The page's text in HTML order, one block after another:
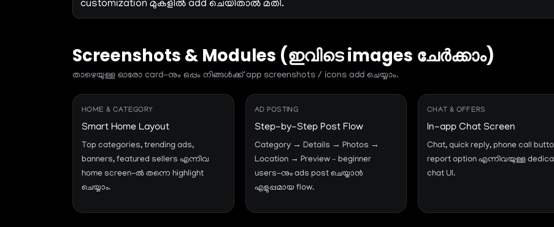
customization മുകളില്‍ add ചെയിതാൽ മതി.
Screenshots & Modules (ഇവിടെ images ചേർക്കാം)
താഴെയുള്ള ഓരോ card-നും ഒപ്പം നിങ്ങള്‍ക്ക് app screenshots / icons add ചെയ്യാം.
HOME & CATEGORY
Smart Home Layout
Top categories, trending ads,
banners, featured sellers എന്നിവ
home screen-ൽ തന്നെ highlight
ചെയ്യാം.
AD POSTING
Step-by-Step Post Flow
Category → Details → Photos →
Location → Preview – beginner
users-നും ads post ചെയ്യാൻ
എളുപ്പമായ flow.
CHAT & OFFERS
In-app Chat Screen
Chat, quick reply, phone call
report option എന്നിവയുള്ള
chat UI.